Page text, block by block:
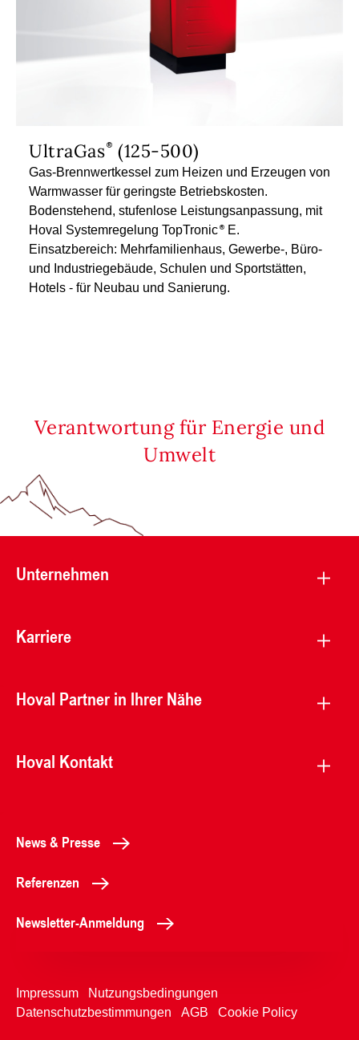
UltraGas (125-500)
Gas-Brennwertkessel zum Heizen und Erzeugen von
Warmwasser für geringste Betriebskosten.
Bodenstehend, stufenlose Leistungsanpassung, mit
Hoval Systemregelung TopTronic
E.
Einsatzbereich: Mehrfamilienhaus, Gewerbe-, Büro-
und Industriegebäude, Schulen und Sportstätten,
Hotels - für Neubau und Sanierung.
Verantwortung für Energie und
Umwelt
Unternehmen
Karriere
Hoval Partner in Ihrer Nähe
Hoval Kontakt
News & Presse
Referenzen
Newsletter-Anmeldung
Impressum
Nutzungsbedingungen
Datenschutzbestimmungen
AGB Cookie Policy